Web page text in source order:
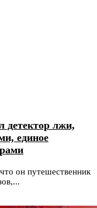
детектор лжи,
единое
он путешественник